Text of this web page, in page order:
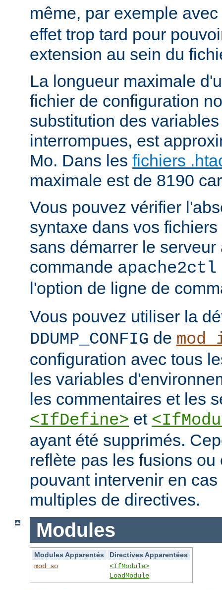
même, par exemple avec
effet trop tard pour
extension au sein du
La longueur maximale
fichier de configuration
substitution des
interrompues, est
Mo. Dans les fichiers
maximale est de 8190
Vous pouvez vérifier
syntaxe dans vos
sans démarrer le
commande
l'option de ligne de
Vous pouvez utiliser la
DDUMP_CONFIG de
configuration avec tous
les variables
les commentaires et les
<IfDefine> et
ayant été supprimés.
reflète pas les fusions ou
pouvant intervenir en
multiples de directives.
Modules
Modules Apparentés
Directives Apparentées
mod_so
<IfModule>
LoadModule